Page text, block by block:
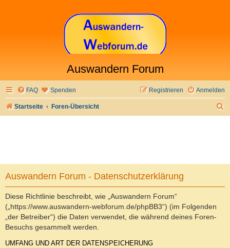
Auswandern Forum
FAQ Spenden Anmelden
Registrieren
Startseite Foren-Übersicht
Auswandern Forum - Datenschutzerklärung
Diese Richtlinie beschreibt, wie „Auswandern Forum“
(„https://www.auswandern-webforum.de/phpBB3“) (im Folgenden
„der Betreiber“) die Daten verwendet, die während deines Foren-
Besuchs gesammelt werden.
UMFANG UND ART DER DATENSPEICHERUNG